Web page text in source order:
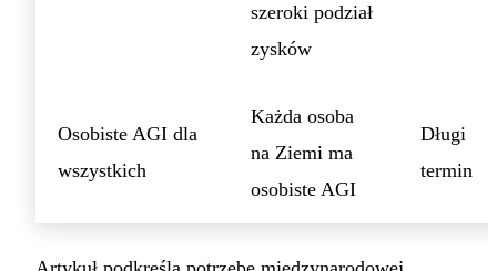
szeroki podział
zysków
Osobiste AGI dla
wszystkich
Każda osoba
na Ziemi ma
osobiste AGI
Długi
termin